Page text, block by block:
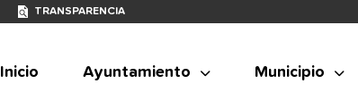
TRANSPARENCIA
Inicio Ayuntamiento Municipio